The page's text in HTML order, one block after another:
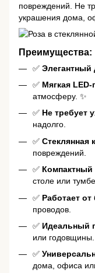
повреждений. Не
украшения дома,
Преимущества:
✅ Элегантный
✅ Мягкая LED-
атмосферу. ✨
✅ Не требует
надолго.
✅ Стеклянная
повреждений.
✅ Компактный
столе или
✅ Работает от
проводов.
✅ Идеальный
или годовщины.
✅
дома, офиса